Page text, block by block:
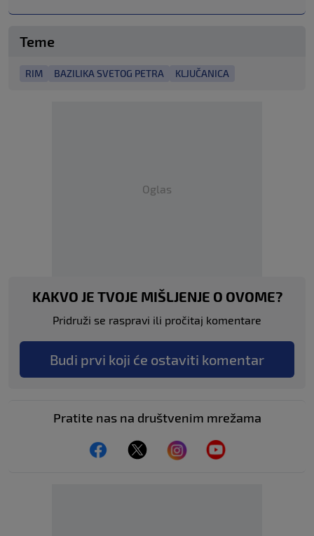
Teme
RIM BAZILIKA SVETOG PETRA KLJUČANICA
Oglas
KAKVO JE TVOJE MIŠLJENJE O OVOME?
Pridruži se raspravi ili pročitaj komentare
Budi prvi koji će ostaviti komentar
Pratite nas na društvenim mrežama